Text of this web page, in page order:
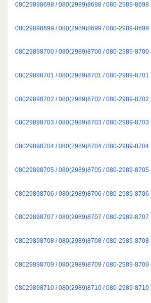
08029898698 / 080(2989)8698 / 080-2989-8698
08029898699 / 080(2989)8699 / 080-2989-8699
08029898700 / 080(2989)8700 / 080-2989-8700
08029898701 / 080(2989)8701 / 080-2989-8701
08029898702 / 080(2989)8702 / 080-2989-8702
08029898703 / 080(2989)8703 / 080-2989-8703
08029898704 / 080(2989)8704 / 080-2989-8704
08029898705 / 080(2989)8705 / 080-2989-8705
08029898706 / 080(2989)8706 / 080-2989-8706
08029898707 / 080(2989)8707 / 080-2989-8707
08029898708 / 080(2989)8708 / 080-2989-8708
08029898709 / 080(2989)8709 / 080-2989-8709
08029898710 / 080(2989)8710 / 080-2989-8710